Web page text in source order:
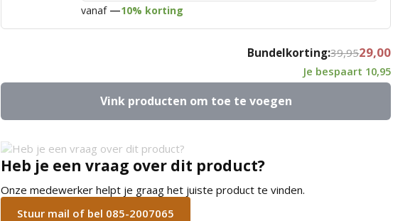
vanaf —10% korting
Bundelkorting:39,9529,00
Je bespaart 10,95
Vink producten om toe te voegen
Heb je een vraag over dit product?
Onze medewerker helpt je graag het juiste product te vinden.
Stuur mail of bel 085-2007065